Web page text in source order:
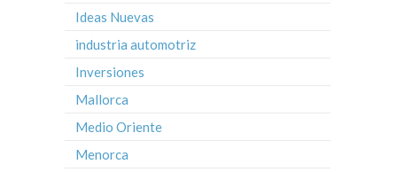
Ideas Nuevas
industria automotriz
Inversiones
Mallorca
Medio Oriente
Menorca